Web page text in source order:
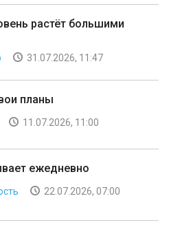
растёт большими
31.07.2026, 11:47
планы
11.07.2026, 11:00
ежедневно
22.07.2026, 07:00